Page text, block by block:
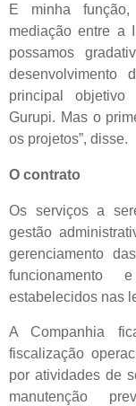
E minha
mediação entre a
possamos
desenvolvimento
principal
Gurupi. Mas o
os projetos”, disse.
O contrato
Os serviços a
gestão
gerenciamento
estabelecidos nas
A Companhia
fiscalização
por atividades de
manutenção